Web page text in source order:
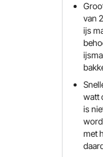
van
ijs
watt
is
met